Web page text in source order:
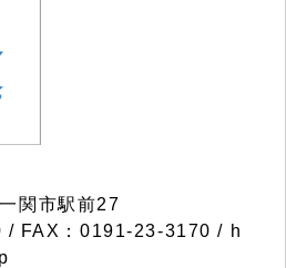
関市駅前27
FAX：0191-23-3170 / h